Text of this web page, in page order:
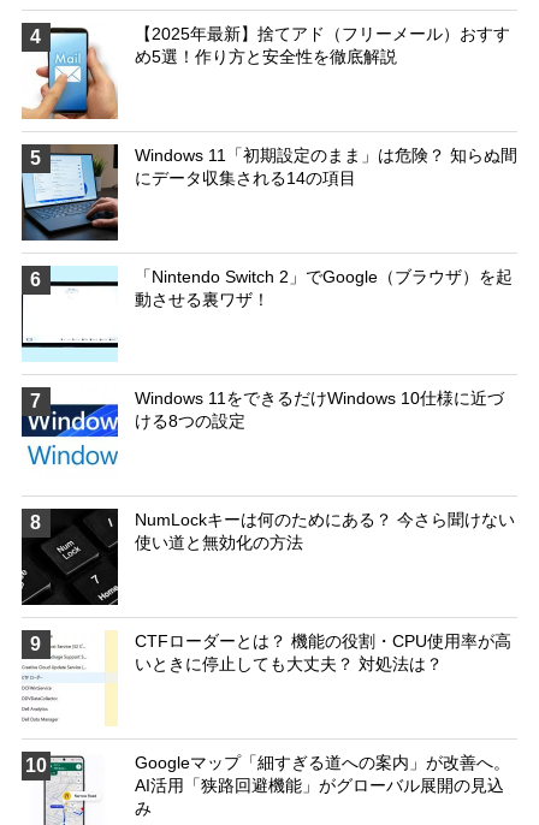
4
【2025年最新】捨てアド（フリーメール）おすす
め5選！作り方と安全性を徹底解説
5
Windows 11「初期設定のまま」は危険？ 知らぬ間
にデータ収集される14の項目
6
「Nintendo Switch 2」でGoogle（ブラウザ）を起
動させる裏ワザ！
7
Windows 11をできるだけWindows 10仕様に近づ
ける8つの設定
8
NumLockキーは何のためにある？ 今さら聞けない
使い道と無効化の方法
9
CTFローダーとは？ 機能の役割・CPU使用率が高
いときに停止しても大丈夫？ 対処法は？
10
Googleマップ「細すぎる道への案内」が改善へ。
AI活用「狭路回避機能」がグローバル展開の見込
み